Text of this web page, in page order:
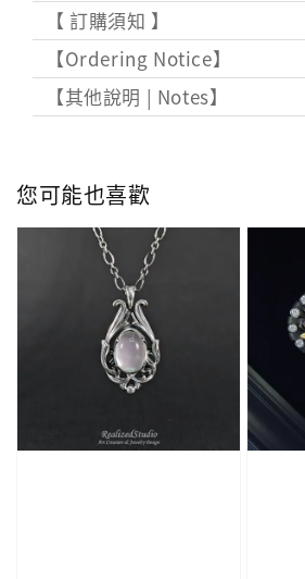
【 訂購須知 】
【Ordering Notice】
【其他說明 | Notes】
您可能也喜歡